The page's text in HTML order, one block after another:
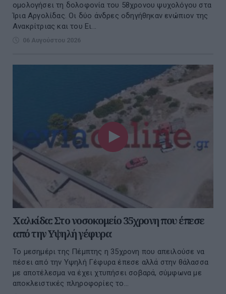
ομολογήσει τη δολοφονία του 58χρονου ψυχολόγου στα
Ίρια Αργολίδας. Οι δύο άνδρες οδηγήθηκαν ενώπιον της
Ανακρίτριας και του Ει...
06 Αυγούστου 2026
Χαλκίδα: Στο νοσοκομείο 35χρονη που έπεσε
από την Υψηλή γέφυρα
Το μεσημέρι της Πέμπτης η 35χρονη που απειλούσε να
πέσει από την Υψηλή Γέφυρα έπεσε αλλά στην θάλασσα
με αποτέλεσμα να έχει χτυπήσει σοβαρά, σύμφωνα με
αποκλειστικές πληροφορίες το...